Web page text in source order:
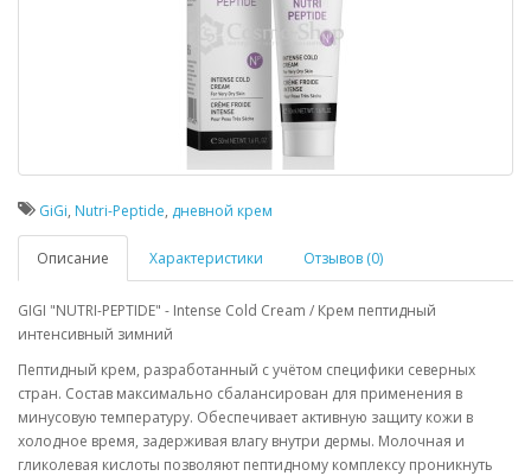
GiGi, Nutri-Peptide, дневной крем
Описание Характеристики Отзывов (0)
GIGI "NUTRI-PEPTIDE" - Intense Cold Cream / Крем пептидный
интенсивный зимний
Пептидный крем, разработанный с учётом специфики северных
стран. Состав максимально сбалансирован для применения в
минусовую температуру. Обеспечивает активную защиту кожи в
холодное время, задерживая влагу внутри дермы. Молочная и
гликолевая кислоты позволяют пептидному комплексу проникнуть